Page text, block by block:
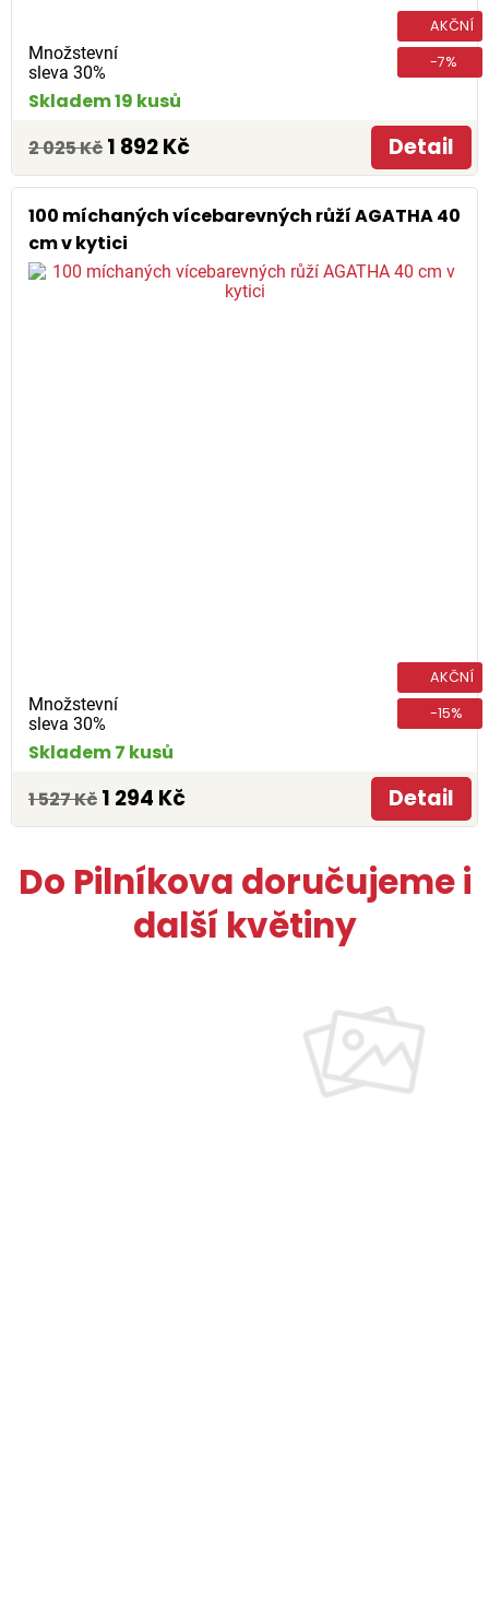
Množstevní
sleva 30%
AKČNÍ
-7%
Skladem 19 kusů
2 025 Kč 1 892 Kč Detail
100 míchaných vícebarevných růží AGATHA 40
cm v kytici
Množstevní
sleva 30%
AKČNÍ
-15%
Skladem 7 kusů
1 527 Kč 1 294 Kč Detail
Do Pilníkova doručujeme i
další květiny